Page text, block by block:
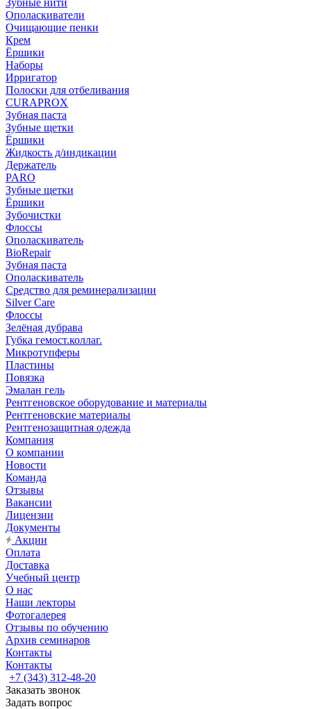
Зубные нити
Ополаскиватели
Очищающие пенки
Крем
Ёршики
Наборы
Ирригатор
Полоски для отбеливания
CURAPROX
Зубная паста
Зубные щетки
Ёршики
Жидкость д/индикации
Держатель
PARO
Зубные щетки
Ёршики
Зубочистки
Флоссы
Ополаскиватель
BioRepair
Зубная паста
Ополаскиватель
Средство для реминерализации
Silver Care
Флоссы
Зелёная дубрава
Губка гемост.коллаг.
Микротупферы
Пластины
Повязка
Эмалан гель
Рентгеновское оборудование и материалы
Рентгеновские материалы
Рентгенозащитная одежда
Компания
О компании
Новости
Команда
Отзывы
Вакансии
Лицензии
Документы
Акции
Оплата
Доставка
Учебный центр
О нас
Наши лекторы
Фотогалерея
Отзывы по обучению
Архив семинаров
Контакты
Контакты
+7 (343) 312-48-20
Заказать звонок
Задать вопрос